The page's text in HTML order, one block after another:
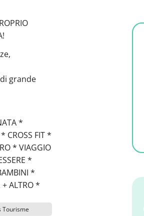
grande
*
CROSS FIT *
* VIAGGIO
*
*
ALTRO *
Tourisme